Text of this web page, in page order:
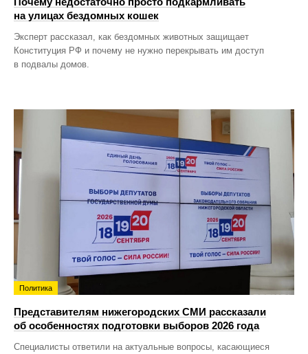
на улицах бездомных кошек
Эксперт рассказал, как бездомных животных защищает
Конституция РФ и почему не нужно перекрывать им доступ
в подвалы домов.
Политика
Представителям нижегородских СМИ рассказали
об особенностях подготовки выборов 2026 года
Специалисты ответили на актуальные вопросы, касающиеся